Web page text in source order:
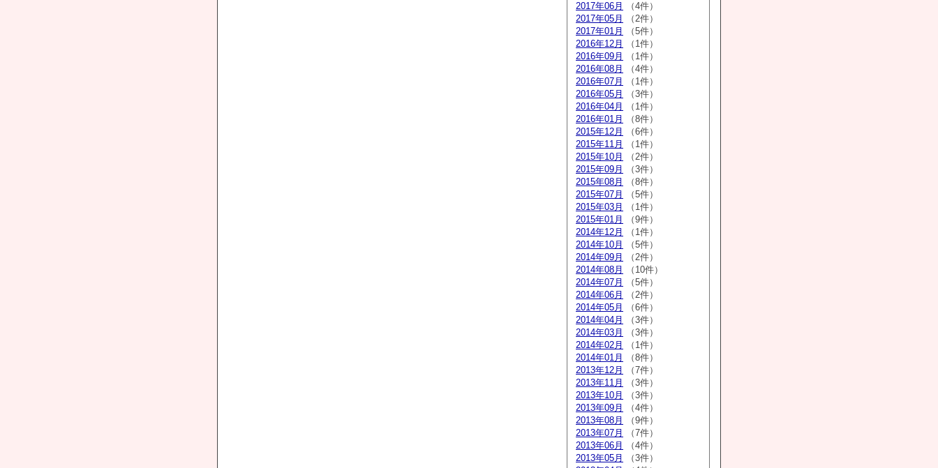
2017年06月
（4件）
2017年05月
（2件）
2017年01月
（5件）
2016年12月
（1件）
2016年09月
（1件）
2016年08月
（4件）
2016年07月
（1件）
2016年05月
（3件）
2016年04月
（1件）
2016年01月
（8件）
2015年12月
（6件）
2015年11月
（1件）
2015年10月
（2件）
2015年09月
（3件）
2015年08月
（8件）
2015年07月
（5件）
2015年03月
（1件）
2015年01月
（9件）
2014年12月
（1件）
2014年10月
（5件）
2014年09月
（2件）
2014年08月
（10件）
2014年07月
（5件）
2014年06月
（2件）
2014年05月
（6件）
2014年04月
（3件）
2014年03月
（3件）
2014年02月
（1件）
2014年01月
（8件）
2013年12月
（7件）
2013年11月
（3件）
2013年10月
（3件）
2013年09月
（4件）
2013年08月
（9件）
2013年07月
（7件）
2013年06月
（4件）
2013年05月
（3件）